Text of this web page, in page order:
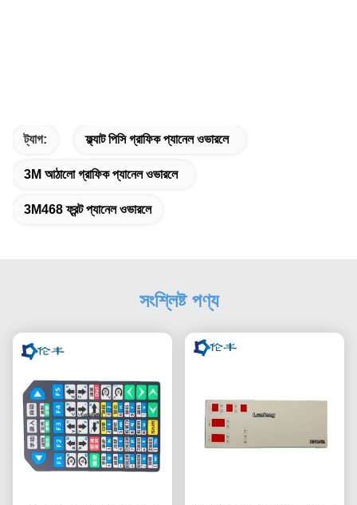
ট্যাগ: ফ্ল্যাট পিসি গ্রাফিক প্যানেল ওভারলে
3M আঠালো গ্রাফিক প্যানেল ওভারলে
3M468 ফ্রন্ট প্যানেল ওভারলে
সংশ্লিষ্ট পণ্য